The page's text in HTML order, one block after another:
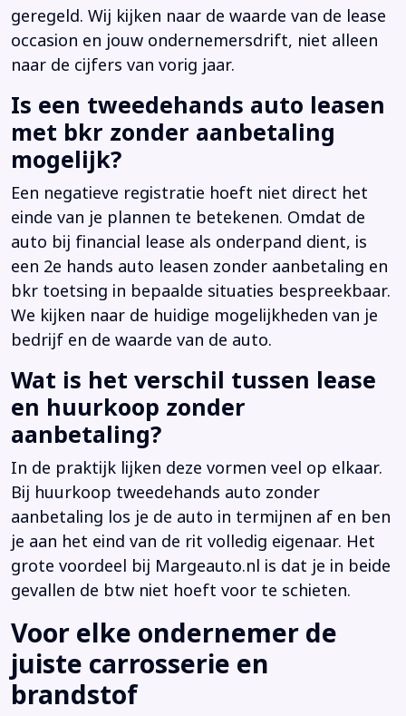
geregeld. Wij kijken naar de waarde van de lease
occasion en jouw ondernemersdrift, niet alleen
naar de cijfers van vorig jaar.
Is een tweedehands auto leasen
met bkr zonder aanbetaling
mogelijk?
Een negatieve registratie hoeft niet direct het
einde van je plannen te betekenen. Omdat de
auto bij financial lease als onderpand dient, is
een 2e hands auto leasen zonder aanbetaling en
bkr toetsing in bepaalde situaties bespreekbaar.
We kijken naar de huidige mogelijkheden van je
bedrijf en de waarde van de auto.
Wat is het verschil tussen lease
en huurkoop zonder
aanbetaling?
In de praktijk lijken deze vormen veel op elkaar.
Bij huurkoop tweedehands auto zonder
aanbetaling los je de auto in termijnen af en ben
je aan het eind van de rit volledig eigenaar. Het
grote voordeel bij Margeauto.nl is dat je in beide
gevallen de btw niet hoeft voor te schieten.
Voor elke ondernemer de
juiste carrosserie en
brandstof